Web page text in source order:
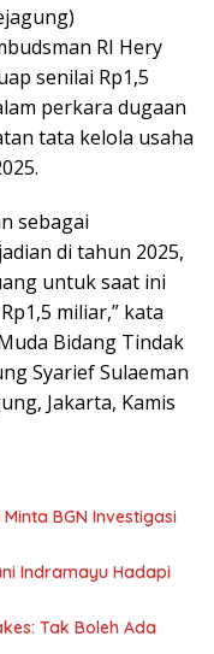
RI Hery
senilai Rp1,5
perkara dugaan
tata kelola usaha
sebagai
di tahun 2025,
untuk saat ini
miliar,” kata
Bidang Tindak
Syarief Sulaeman
Jakarta, Kamis
BGN Investigasi
Indramayu Hadapi
Tak Boleh Ada